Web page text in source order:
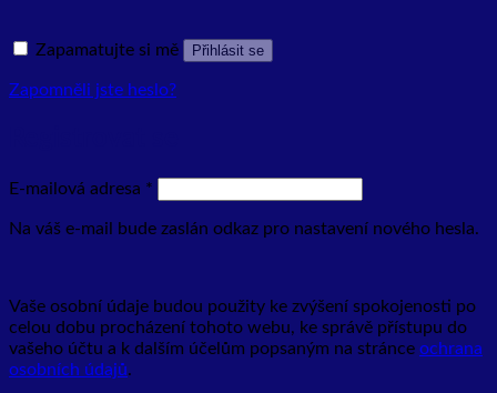
Zapamatujte si mě Přihlásit se
Zapomněli jste heslo?
E-mailová adresa *
Na váš e-mail bude zaslán odkaz pro nastavení nového hesla.
Vaše osobní údaje budou použity ke zvýšení spokojenosti po
celou dobu procházení tohoto webu, ke správě přístupu do
vašeho účtu a k dalším účelům popsaným na stránce ochrana
osobních údajů.